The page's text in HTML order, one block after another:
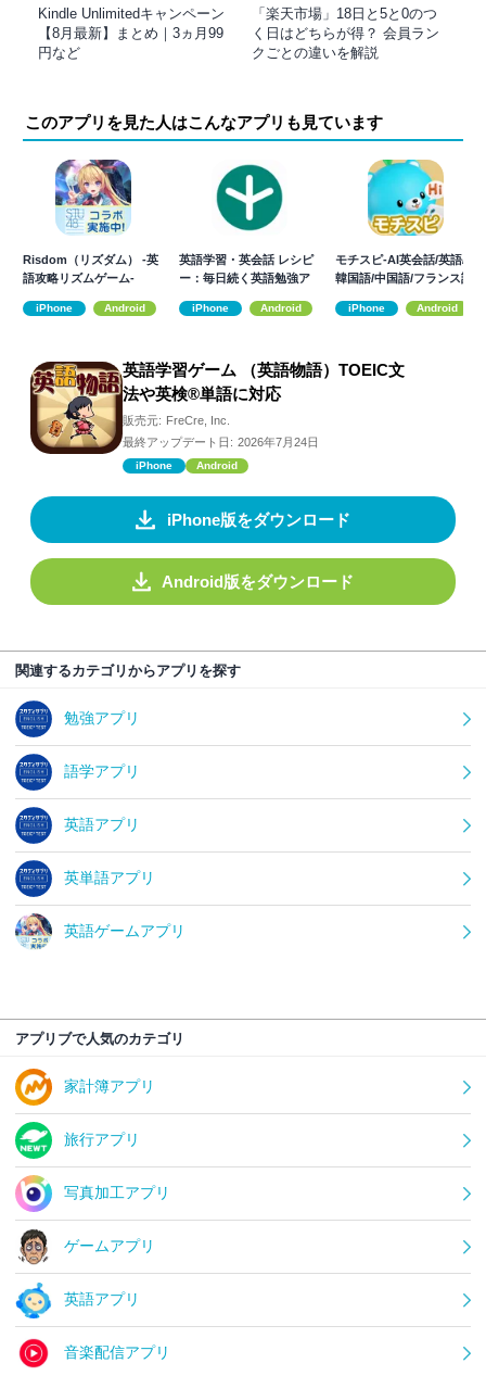
Kindle Unlimitedキャンペーン
【8月最新】まとめ｜3ヵ月99
円など
「楽天市場」18日と5と0のつ
く日はどちらが得？ 会員ラン
クごとの違いを解説
このアプリを見た人はこんなアプリも見ています
Risdom（リズダム） -英
語攻略リズムゲーム-
iPhone Android
英語学習・英会話 レシピ
ー：毎日続く英語勉強ア
iPhone Android
モチスピ-AI英会話/英語/
韓国語/中国語/フランス語/
iPhone Android
英語学習ゲーム （英語物語）TOEIC文
法や英検®単語に対応
販売元: FreCre, Inc.
最終アップデート日: 2026年7月24日
iPhone Android
iPhone版をダウンロード
Android版をダウンロード
関連するカテゴリからアプリを探す
勉強アプリ
語学アプリ
英語アプリ
英単語アプリ
英語ゲームアプリ
アプリブで人気のカテゴリ
家計簿アプリ
旅行アプリ
写真加工アプリ
ゲームアプリ
英語アプリ
音楽配信アプリ